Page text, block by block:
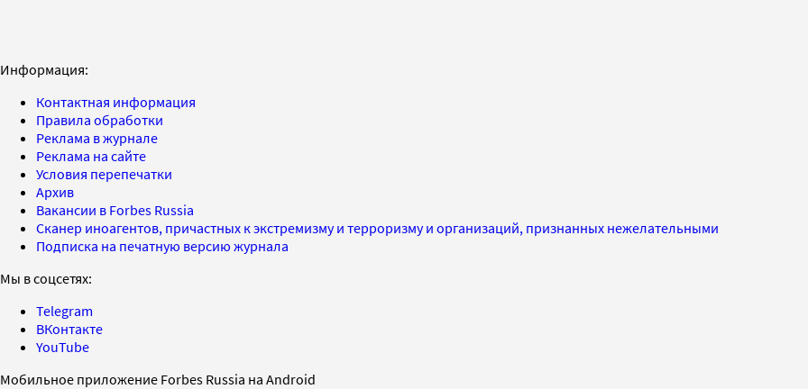
Информация:
Контактная информация
Правила обработки
Реклама в журнале
Реклама на сайте
Условия перепечатки
Архив
Вакансии в Forbes Russia
Сканер иноагентов, причастных к экстремизму и терроризму и организаций, признанных нежелательными
Подписка на печатную версию журнала
Мы в соцсетях:
Telegram
ВКонтакте
YouTube
Мобильное приложение Forbes Russia на Android